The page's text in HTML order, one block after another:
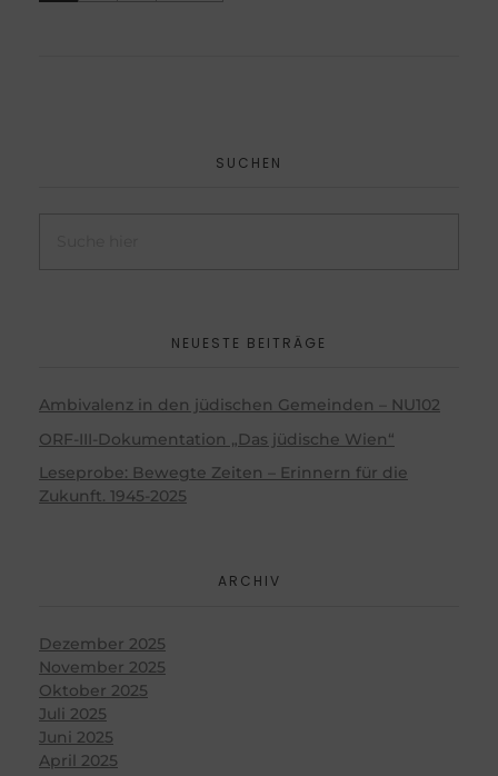
SUCHEN
NEUESTE BEITRÄGE
Ambivalenz in den jüdischen Gemeinden – NU102
ORF-III-Dokumentation „Das jüdische Wien“
Leseprobe: Bewegte Zeiten – Erinnern für die
Zukunft. 1945-2025
ARCHIV
Dezember 2025
November 2025
Oktober 2025
Juli 2025
Juni 2025
April 2025